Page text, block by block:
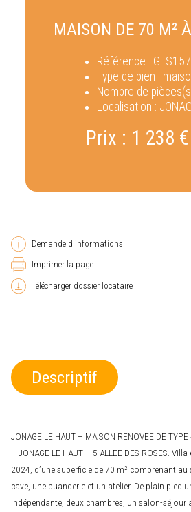
MAISON DE 70 M²
Référence :
Type de bien :
Nombre de
Localisation :
Prix : 1 238 €
Demande d'informations
Imprimer la page
Télécharger dossier locataire
Descriptif
JONAGE LE HAUT – MAISON RENOVEE DE
– JONAGE LE HAUT – 5 ALLEE DES ROSES.
2024, d’une superficie de 70 m² comprenant
cave, une buanderie et un atelier. De plain pied
indépendante, deux chambres, un salon-séjour